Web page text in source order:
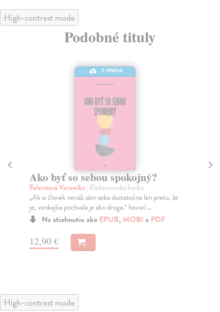
High-contrast mode
Podobné tituly
E-KNIHA
Ako byť so sebou spokojný?
Folentová Veronika| Elektronická kniha
„Ak si človek neváži sám seba dostatočne len preto, že
je, vonkajšia pochvala je ako droga,“ hovorí ...
Na stiahnutie ako EPUB,MOBI a PDF
12,90 €
High-contrast mode